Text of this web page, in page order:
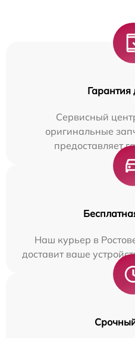
Гарантия
Сервисный
оригинальные
предоставляет
Наш курьер в
доставит ваше